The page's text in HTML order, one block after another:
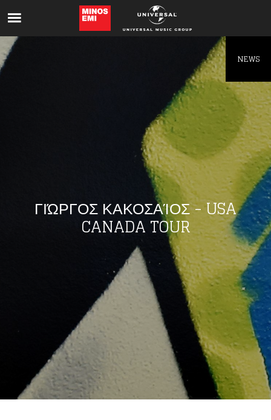
ΓΙΏΡΓΟΣ ΚΑΚΟΣΑΊΟΣ - USA
CANADA TOUR
NEWS
Like being first?
Get news from your favorite artists before
everyone else.